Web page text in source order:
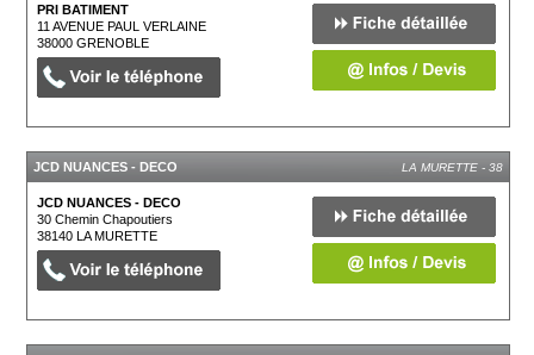
PRI BATIMENT
11 AVENUE PAUL VERLAINE
38000GRENOBLE
JCD NUANCES - DECO LA MURETTE - 38
JCD NUANCES - DECO
30 Chemin Chapoutiers
38140LA MURETTE